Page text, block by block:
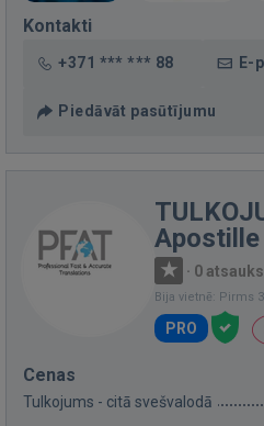
Kontakti
+371 *** *** 88 E-
Piedāvāt pasūtījumu
Apostille
· 0
Bija vietnē: Pirms
PRO
Cenas
Tulkojums - citā svešvalodā